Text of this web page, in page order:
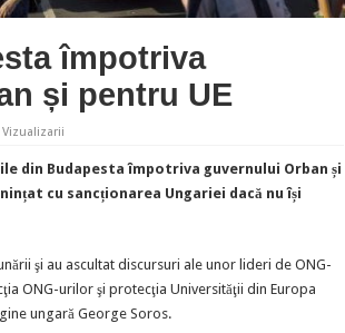
împotriva
și pentru UE
Vizualizarii
din Budapesta împotriva guvernului Orban și
cu sancționarea Ungariei dacă nu își
şi au ascultat discursuri ale unor lideri de ONG-
ONG-urilor şi protecţia Universităţii din Europa
ungară George Soros.